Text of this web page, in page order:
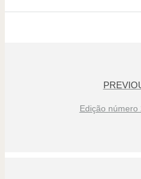
Edição número